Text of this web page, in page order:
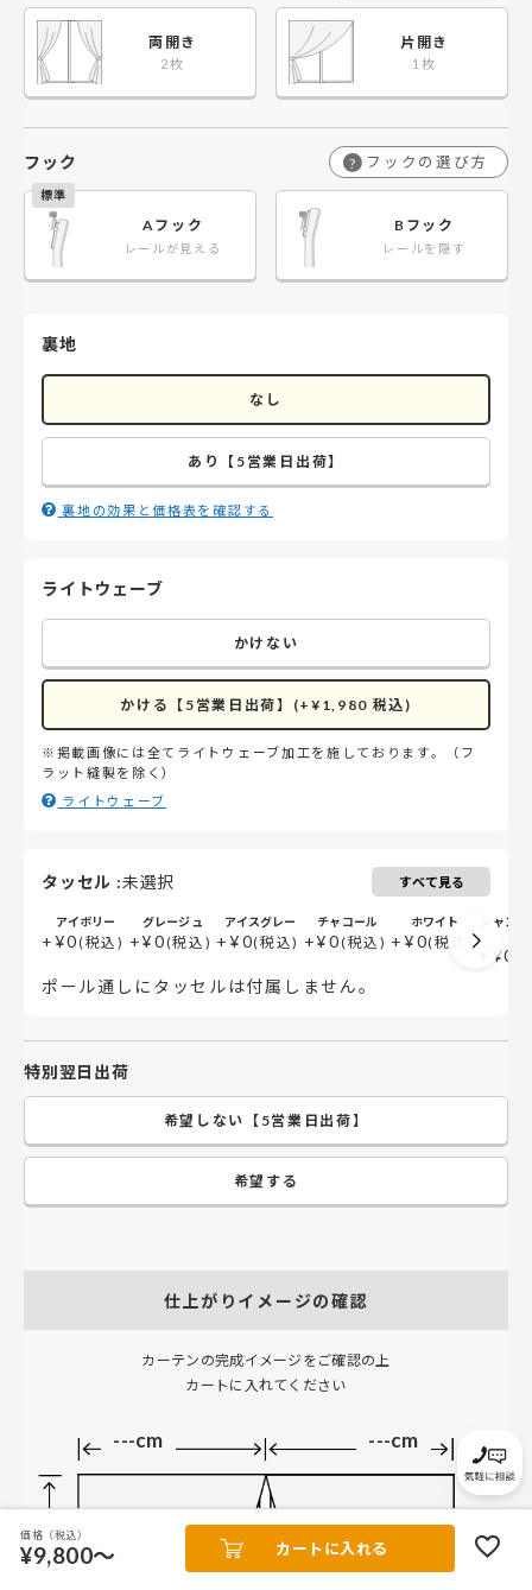
両開き 片開き
フック ? フックの選び方
Aフック
レールが見える
Bフック
レールを隠す
裏地
なし
あり【5営業日出荷】
裏地の効果と価格表を確認する
ライトウェーブ
かけない
かける【5営業日出荷】(+¥1,980 税込)
※掲載画像には全てライトウェーブ加工を施しております。（フ
ラット縫製を除く）
ライトウェーブ
タッセル :未選択 すべて見る
アイボリー
+¥0 税込
グレージュ
+¥0 税込
アイスグレー
+¥0 税込
チャコール
+¥0 税込
ホワイト
+¥0 税込
シャン
¥0
ポール通しにタッセルは付属しません。
特別翌日出荷
希望しない【5営業日出荷】
希望する
仕上がりイメージの確認
カーテンの完成イメージをご確認の上
カートに入れてください
---cm ---cm
価格（税込）
¥9,800～ カートに入れる